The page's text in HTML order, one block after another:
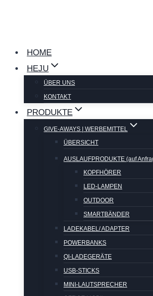
HOME
HEJU
ÜBER UNS
KONTAKT
PRODUKTE
GIVE-AWAYS | WERBEMITTEL
ÜBERSICHT
AUSLAUFPRODUKTE (auf
KOPFHÖRER
LED-LAMPEN
OUTDOOR
SMARTBÄNDER
LADEKABEL/ ADAPTER
POWERBANKS
QI-LADEGERÄTE
USB-STICKS
MINI-LAUTSPRECHER